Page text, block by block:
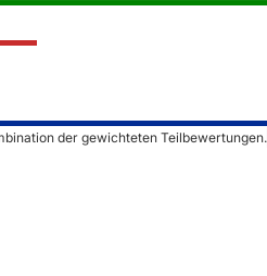
der gewichteten Teilbewertungen.